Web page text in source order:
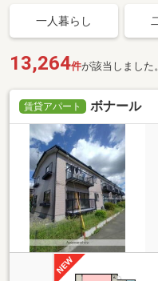
一人暮らし
13,264件が該当しました。
賃貸アパート ボナール